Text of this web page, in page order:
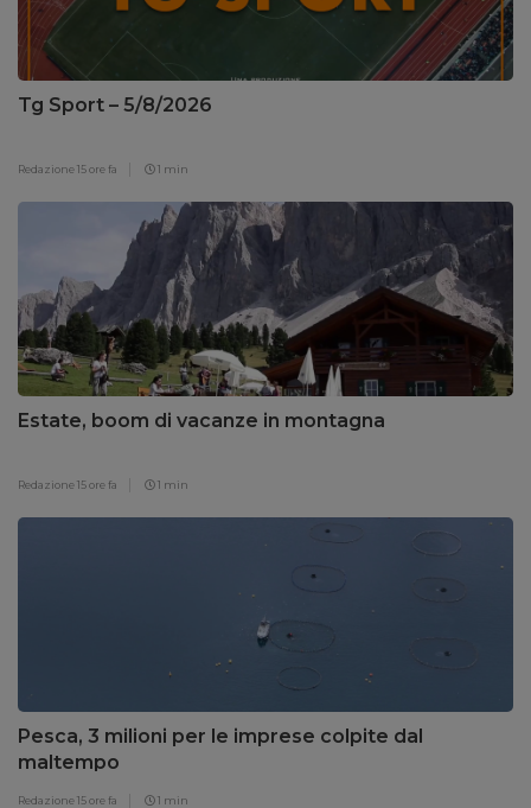
Tg Sport – 5/8/2026
Redazione15 ore fa 1 min
Estate, boom di vacanze in montagna
Redazione15 ore fa 1 min
Pesca, 3 milioni per le imprese colpite dal
maltempo
Redazione15 ore fa 1 min